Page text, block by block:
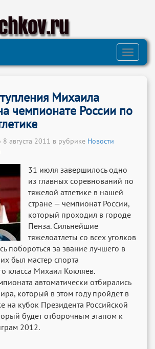
Toggle
Михаила
чемпионате России по
августа 2011 в рубрике Новости
31 июля завершилось одно
из главных соревнований по
тяжелой атлетике в нашей
стране — чемпионат России,
который проходил в городе
Пенза. Сильнейшие
тяжелоатлеты со всех уголков
побороться за звание лучшего в
был мастер спорта
класса Михаил Кокляев.
автоматически отбирались
который в этом году пройдёт в
на кубок Президента Российской
будет отборочным этапом к
2012.